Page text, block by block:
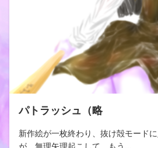
パトラッシュ（略
新作絵が一枚終わり、抜け殻モード
が、無理矢理起こして、もう...